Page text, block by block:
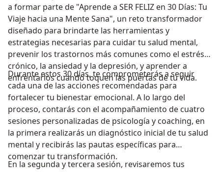
a formar parte de "Aprende a SER FELIZ en 30 Días: Tu
Viaje hacia una Mente Sana", un reto transformador
diseñado para brindarte las herramientas y
estrategias necesarias para cuidar tu salud mental,
prevenir los trastornos más comunes como el estrés
crónico, la ansiedad y la depresión, y aprender a
enfrentarlos cuando toquen las puertas de tu vida.
Durante estos 30 días, te comprometerás a seguir
cada una de las acciones recomendadas para
fortalecer tu bienestar emocional. A lo largo del
proceso, contarás con el acompañamiento de cuatro
sesiones personalizadas de psicología y coaching, en
la primera realizarás un diagnóstico inicial de tu salud
mental y recibirás las pautas específicas para
comenzar tu transformación.
En la segunda y tercera sesión, revisaremos tus